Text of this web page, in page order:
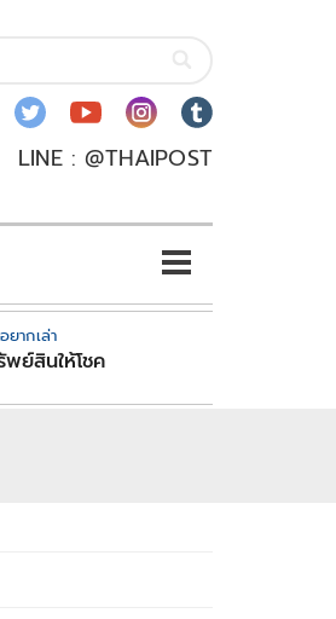
LINE : @THAIPOST
ยากเล่า
พย์สินให้โชค